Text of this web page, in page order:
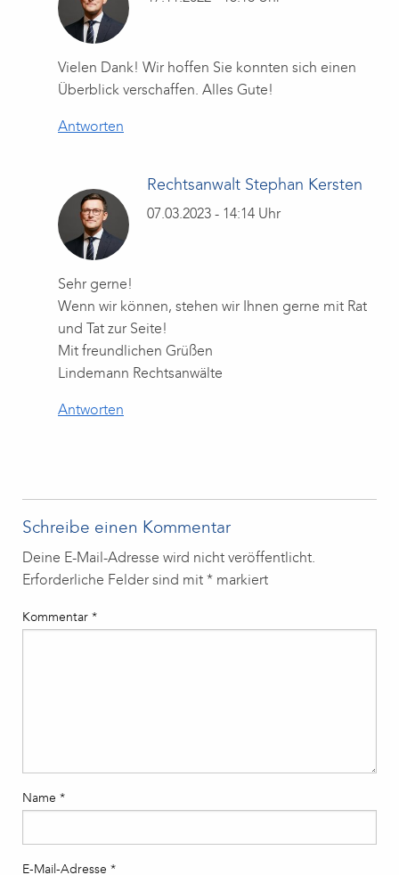
Vielen Dank! Wir hoffen Sie konnten sich einen
Überblick verschaffen. Alles Gute!
Antworten
Rechtsanwalt Stephan Kersten
07.03.2023 - 14:14 Uhr
Sehr gerne!
Wenn wir können, stehen wir Ihnen gerne mit Rat
und Tat zur Seite!
Mit freundlichen Grüßen
Lindemann Rechtsanwälte
Antworten
Schreibe einen Kommentar
Deine E-Mail-Adresse wird nicht veröffentlicht.
Erforderliche Felder sind mit * markiert
Kommentar *
Name *
E-Mail-Adresse *